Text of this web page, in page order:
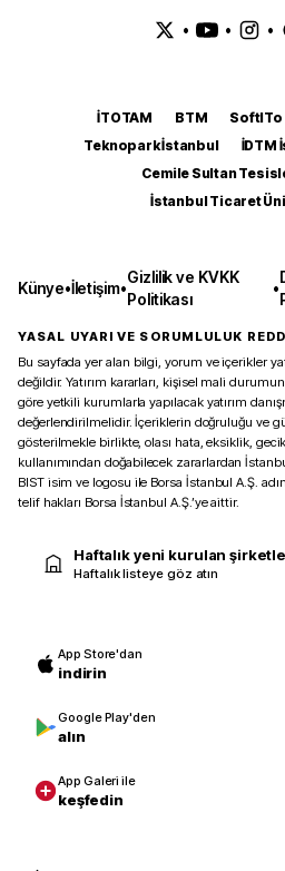
• • •
İTOTAM BTM SoftITo
Teknopark İstanbul
İDTM
Cemile Sultan
İstanbul Ticaret
Künye•İletişim•
Gizlilik ve KVKK
Politikası
•
YASAL UYARI VE SORUMLULUK
Bu sayfada yer alan bilgi, yorum ve içerikler
değildir. Yatırım kararları, kişisel mali
göre yetkili kurumlarla yapılacak yatırım
değerlendirilmelidir. İçeriklerin doğruluğu ve
gösterilmekle birlikte, olası hata, eksiklik,
kullanımından doğabilecek zararlardan
BIST isim ve logosu ile Borsa İstanbul A.Ş.
telif hakları Borsa İstanbul A.Ş.’ye aittir.
Haftalık yeni kurulan
Haftalık listeye göz atın
App Store'dan
indirin
Google Play'den
alın
App Galeri ile
keşfedin